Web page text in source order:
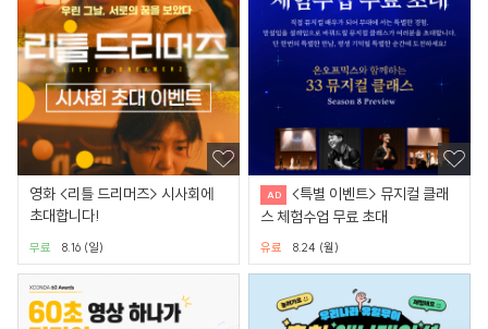
영화 <리틀 드리머즈> 시사회에
초대합니다!
8.16 (일)
무료
<특별 이벤트> 뮤지컬 클래
스 체험수업 무료 초대
8.24 (월)
유료